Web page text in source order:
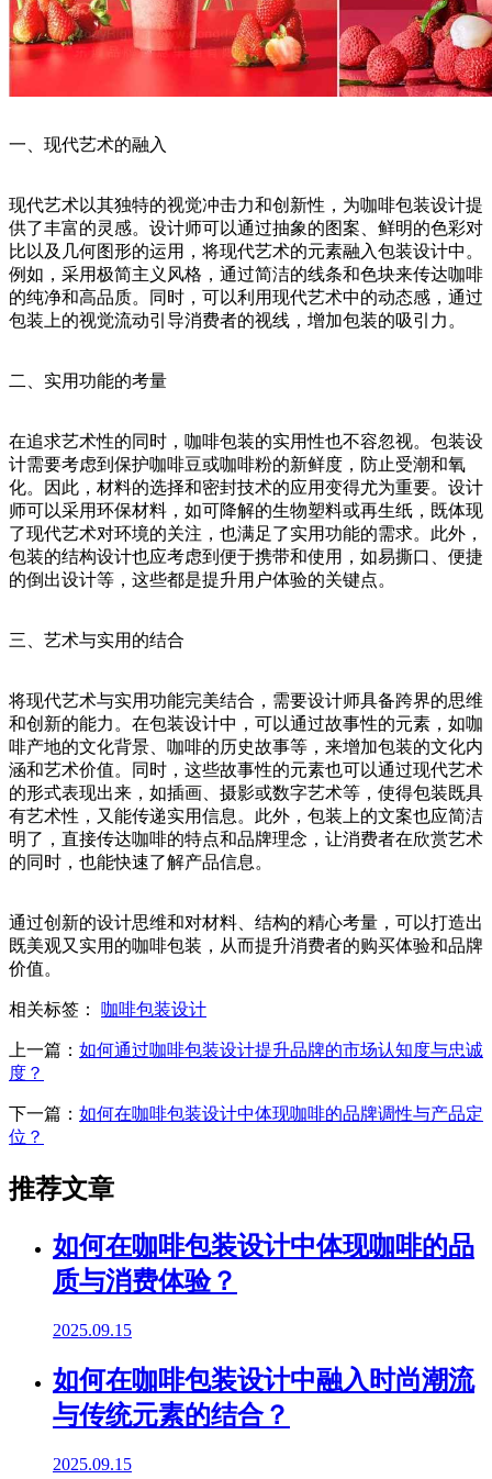
一、现代艺术的融入
现代艺术以其独特的视觉冲击力和创新性，为咖啡包装设计提
供了丰富的灵感。设计师可以通过抽象的图案、鲜明的色彩对
比以及几何图形的运用，将现代艺术的元素融入包装设计中。
例如，采用极简主义风格，通过简洁的线条和色块来传达咖啡
的纯净和高品质。同时，可以利用现代艺术中的动态感，通过
包装上的视觉流动引导消费者的视线，增加包装的吸引力。
二、实用功能的考量
在追求艺术性的同时，咖啡包装的实用性也不容忽视。包装设
计需要考虑到保护咖啡豆或咖啡粉的新鲜度，防止受潮和氧
化。因此，材料的选择和密封技术的应用变得尤为重要。设计
师可以采用环保材料，如可降解的生物塑料或再生纸，既体现
了现代艺术对环境的关注，也满足了实用功能的需求。此外，
包装的结构设计也应考虑到便于携带和使用，如易撕口、便捷
的倒出设计等，这些都是提升用户体验的关键点。
三、艺术与实用的结合
将现代艺术与实用功能完美结合，需要设计师具备跨界的思维
和创新的能力。在包装设计中，可以通过故事性的元素，如咖
啡产地的文化背景、咖啡的历史故事等，来增加包装的文化内
涵和艺术价值。同时，这些故事性的元素也可以通过现代艺术
的形式表现出来，如插画、摄影或数字艺术等，使得包装既具
有艺术性，又能传递实用信息。此外，包装上的文案也应简洁
明了，直接传达咖啡的特点和品牌理念，让消费者在欣赏艺术
的同时，也能快速了解产品信息。
通过创新的设计思维和对材料、结构的精心考量，可以打造出
既美观又实用的咖啡包装，从而提升消费者的购买体验和品牌
价值。
相关标签： 咖啡包装设计
上一篇： 如何通过咖啡包装设计提升品牌的市场认知度与忠诚
度？
下一篇： 如何在咖啡包装设计中体现咖啡的品牌调性与产品定
位？
推荐文章
如何在咖啡包装设计中体现咖啡的品
质与消费体验？
2025.09.15
如何在咖啡包装设计中融入时尚潮流
与传统元素的结合？
2025.09.15